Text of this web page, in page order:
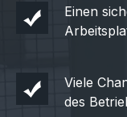
Einen
Viele
des